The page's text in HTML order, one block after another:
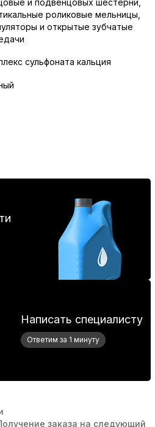
и подвенцовых шестерни,
роликовые мельницы,
и открытые зубчатые
сульфоната кальция
Написать специалисту
Ответим за 1 минуту
заказа на следующий